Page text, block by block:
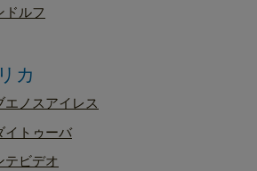
ルフ
カ
ノスアイレス
イトゥーバ
テビデオ